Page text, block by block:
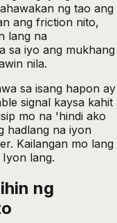
ng tao ang
ang friction nito,
lang na
sa iyo ang mukhang
nila.
sa isang hapon ay
signal kaysa kahit
mo na 'hindi ako
hadlang na iyon
Kailangan mo lang
lang.
ng